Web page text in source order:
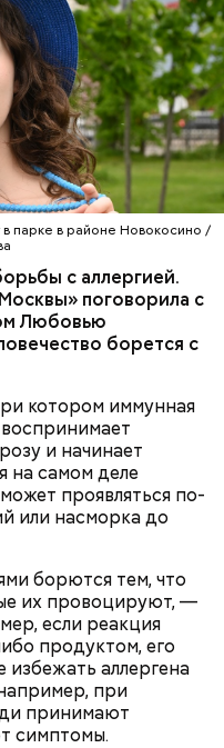
в парке в районе Новокосино /
с аллергией.
поговорила с
Любовью
борется с
котором иммунная
и начинает
на самом деле
проявляться по-
или насморка до
борются тем, что
их провоцируют, —
если реакция
продуктом, его
аллергена
при
принимают
симптомы.